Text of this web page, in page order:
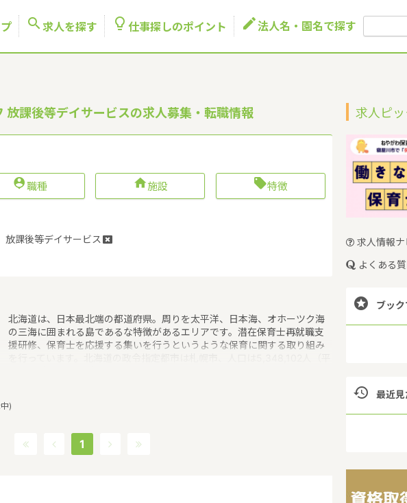
 求人を探す  仕事探しのポイント 法人名・園名で探す
放課後等デイサービスの求人募集・転職情報
職種 施設 特徴
放課後等デイサービス
北海道は、日本最北端の都道府県。周りを太平洋、日本海、オホーツク海
の三海に囲まれる島であるな特徴があるエリアです。潜在保育士再就職支
援研修、保育士を応援する集いを行うというような保育に関する取り組み
線・ＪＲ室蘭本線・道南いさりび鉄道・JR石勝線・JR日高本線・JR留萌本
北海道新幹線・地下鉄東西線・地下鉄東豊線・地下鉄南北線・函館市電湯
川線・函館市電宝来谷地頭線。札幌市電の家賃相場：6.5万円（2017年10
)
1
求人ピ
求人情報ナ
よくある
 ブッ
 最近見